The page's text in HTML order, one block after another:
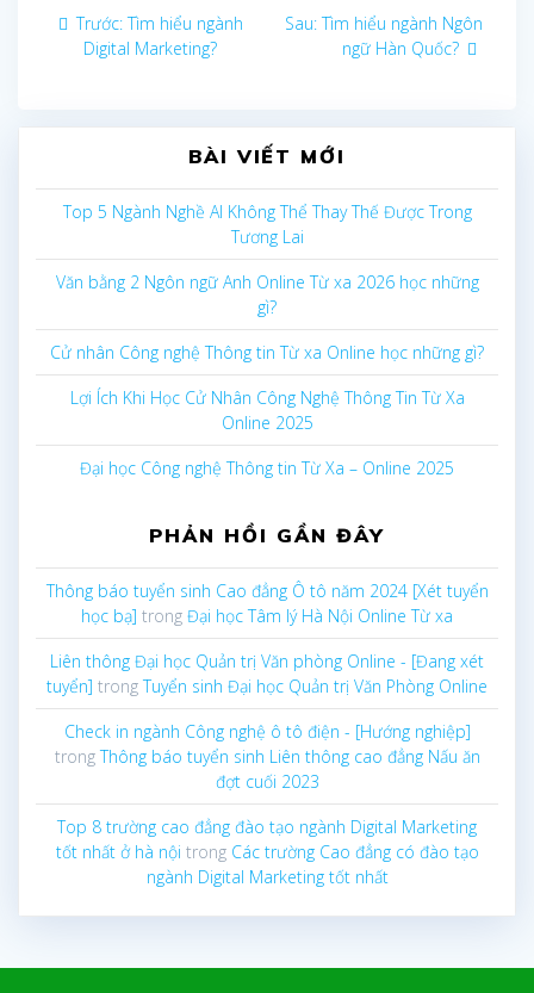
Trước:Bài
trước
Tìm hiểu ngành
Digital Marketing?
Sau:Bài
sau:
Tìm hiểu ngành Ngôn
ngữ Hàn Quốc?
BÀI VIẾT MỚI
Top 5 Ngành Nghề AI Không Thể Thay Thế Được Trong
Tương Lai
Văn bằng 2 Ngôn ngữ Anh Online Từ xa 2026 học những
gì?
Cử nhân Công nghệ Thông tin Từ xa Online học những gì?
Lợi Ích Khi Học Cử Nhân Công Nghệ Thông Tin Từ Xa
Online 2025
Đại học Công nghệ Thông tin Từ Xa – Online 2025
PHẢN HỒI GẦN ĐÂY
Thông báo tuyển sinh Cao đẳng Ô tô năm 2024 [Xét tuyển
học bạ] trong Đại học Tâm lý Hà Nội Online Từ xa
Liên thông Đại học Quản trị Văn phòng Online - [Đang xét
tuyển] trongTuyển sinh Đại học Quản trị Văn Phòng Online
Check in ngành Công nghệ ô tô điện - [Hướng nghiệp]
trongThông báo tuyển sinh Liên thông cao đẳng Nấu ăn
đợt cuối 2023
Top 8 trường cao đẳng đào tạo ngành Digital Marketing
tốt nhất ở hà nội trong Các trường Cao đẳng có đào tạo
ngành Digital Marketing tốt nhất